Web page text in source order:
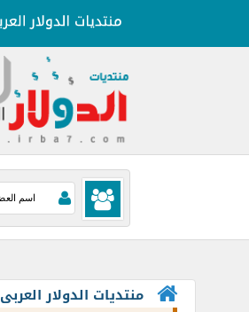
منتديات الدولار العربى